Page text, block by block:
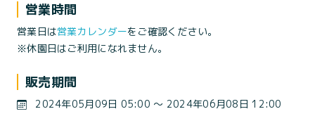
営業時間
営業日は営業カレンダーをご確認ください。
※休園日はご利用になれません。
販売期間
2024年05月09日 05:00 〜 2024年06月08日 12:00